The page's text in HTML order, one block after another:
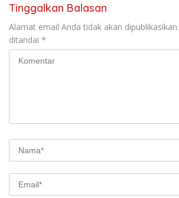
Tinggalkan Balasan
Alamat email Anda tidak akan dipublikasikan.
ditandai *